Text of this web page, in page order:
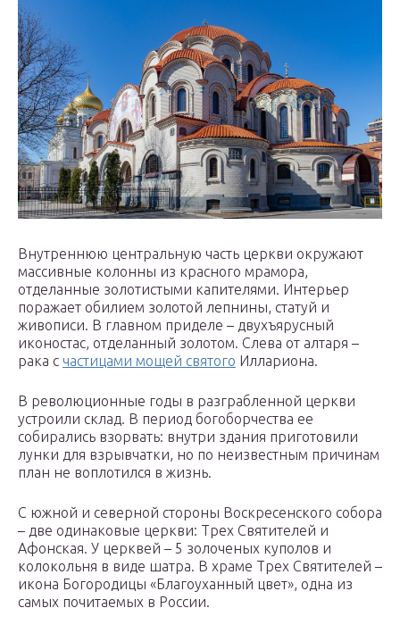
Внутреннюю центральную часть церкви окружают
массивные колонны из красного мрамора,
отделанные золотистыми капителями. Интерьер
поражает обилием золотой лепнины, статуй и
живописи. В главном приделе – двухъярусный
иконостас, отделанный золотом. Слева от алтаря –
рака с частицами мощей святого Иллариона.
В революционные годы в разграбленной церкви
устроили склад. В период богоборчества ее
собирались взорвать: внутри здания приготовили
лунки для взрывчатки, но по неизвестным причинам
план не воплотился в жизнь.
С южной и северной стороны Воскресенского собора
– две одинаковые церкви: Трех Святителей и
Афонская. У церквей – 5 золоченых куполов и
колокольня в виде шатра. В храме Трех Святителей –
икона Богородицы «Благоуханный цвет», одна из
самых почитаемых в России.